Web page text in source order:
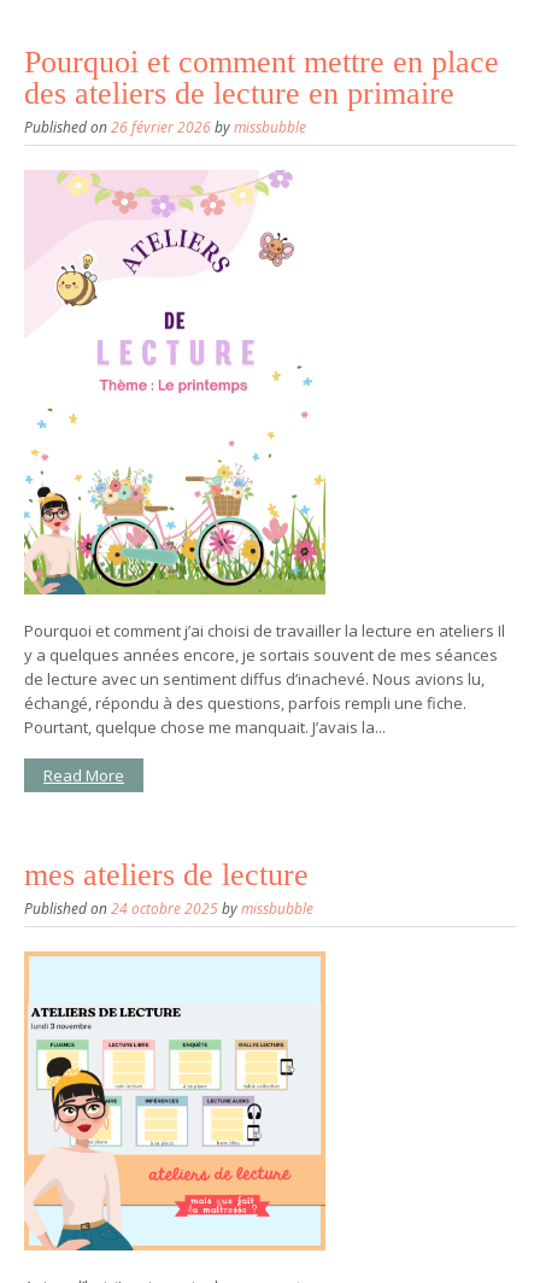
Pourquoi et comment mettre en place
des ateliers de lecture en primaire
Published on26 février 2026bymissbubble
Pourquoi et comment j’ai choisi de travailler la lecture en ateliers Il
y a quelques années encore, je sortais souvent de mes séances
de lecture avec un sentiment diffus d’inachevé. Nous avions lu,
échangé, répondu à des questions, parfois rempli une fiche.
Pourtant, quelque chose me manquait. J’avais la...
Read More
mes ateliers de lecture
Published on24 octobre 2025bymissbubble